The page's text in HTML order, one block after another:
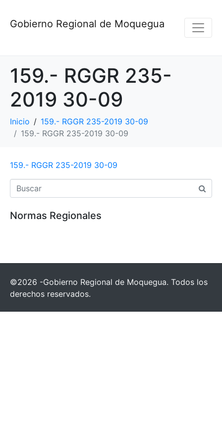
Gobierno Regional de Moquegua
159.- RGGR 235-
2019 30-09
Inicio
159.- RGGR 235-2019 30-09
159.- RGGR 235-2019 30-09
159.- RGGR 235-2019 30-09
Normas Regionales
©2026 -Gobierno Regional de Moquegua. Todos los
derechos reservados.